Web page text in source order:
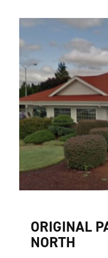
ORIGINAL
NORTH